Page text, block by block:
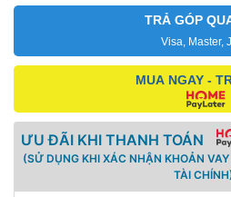
TRẢ GÓP
Visa, Master,
MUA NGAY -
ƯU ĐÃI KHI THANH TOÁN
(SỬ DỤNG KHI XÁC NHẬN KHOẢN
TÀI